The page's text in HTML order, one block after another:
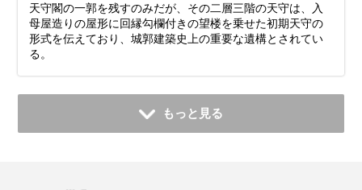
天守閣の一郭を残すのみだが、その二層三階の天守は、入
母屋造りの屋形に回縁勾欄付きの望楼を乗せた初期天守の
形式を伝えており、城郭建築史上の重要な遺構とされてい
る。
もっと見る